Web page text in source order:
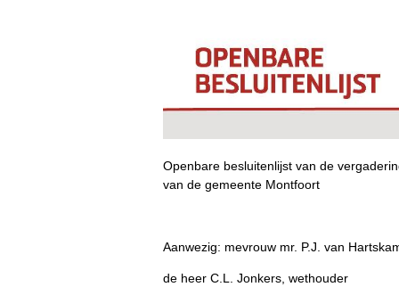
Openbare besluitenlijst van de
van de gemeente Montfoort
Aanwezig: mevrouw mr. P.J. van
de heer C.L. Jonkers, wethouder